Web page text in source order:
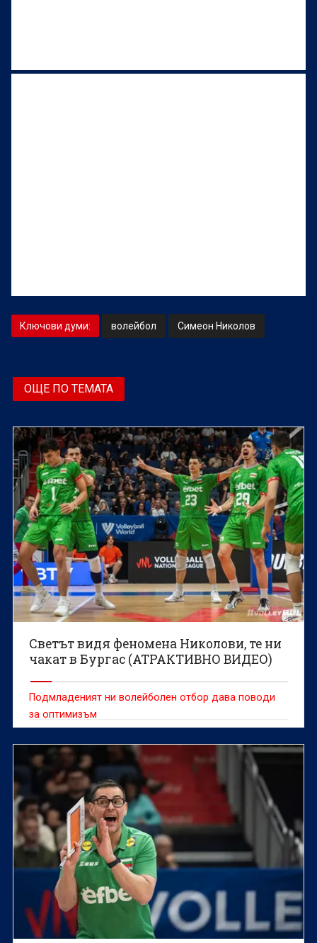
Ключови думи: волейбол Симеон Николов
ОЩЕ ПО ТЕМАТА
Светът видя феномена Николови, те ни
чакат в Бургас (АТРАКТИВНО ВИДЕО)
Подмладеният ни волейболен отбор дава поводи
за оптимизъм